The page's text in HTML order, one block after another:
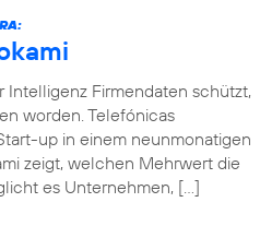
Firmendaten schützt,
worden. Telefónicas
up in einem neunmonatigen
zeigt, welchen Mehrwert die
es Unternehmen, […]